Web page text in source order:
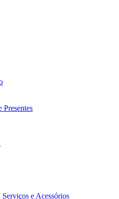
Presentes
e Acessórios